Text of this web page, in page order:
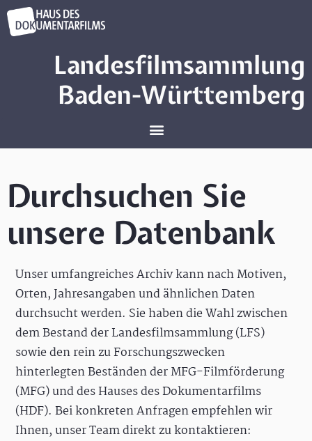
Landesfilmsammlung
Baden-Württemberg
Durchsuchen Sie
unsere Datenbank
Unser umfangreiches Archiv kann nach Motiven,
Orten, Jahresangaben und ähnlichen Daten
durchsucht werden. Sie haben die Wahl zwischen
dem Bestand der Landesfilmsammlung (LFS)
sowie den rein zu Forschungszwecken
hinterlegten Beständen der MFG-Filmförderung
(MFG) und des Hauses des Dokumentarfilms
(HDF). Bei konkreten Anfragen empfehlen wir
Ihnen, unser Team direkt zu kontaktieren: